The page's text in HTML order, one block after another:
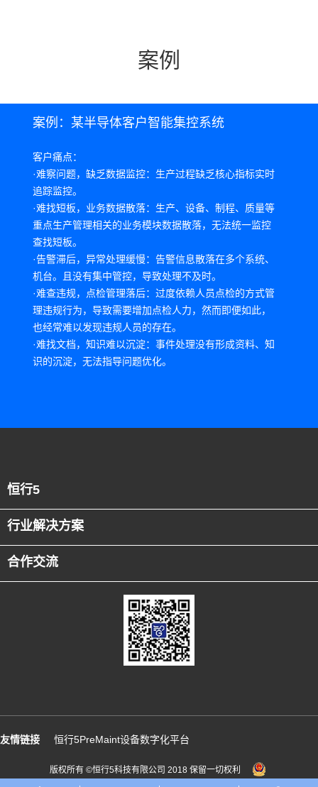
案例
案例：某半导体客户智能集控系统
客户痛点：
·难察问题，缺乏数据监控：生产过程缺乏核心指标实时
追踪监控。
·难找短板，业务数据散落：生产、设备、制程、质量等
重点生产管理相关的业务模块数据散落，无法统一监控
查找短板。
·告警滞后，异常处理缓慢：告警信息散落在多个系统、
机台。且没有集中管控，导致处理不及时。
·难查违规，点检管理落后：过度依赖人员点检的方式管
理违规行为，导致需要增加点检人力，然而即便如此，
也经常难以发现违规人员的存在。
·难找文档，知识难以沉淀：事件处理没有形成资料、知
识的沉淀，无法指导问题优化。
得竞争优势。
客户收益：
·成本降低：通过智能集控的优化调度和管理，运营成本
·质量智控：告警溯源和分析使得故障预警更精准，故障
·效益提升：整体效益提升了5%。智能知识推荐和知识库
系统的应用，还使得员工的工作效率提高了60%。
恒行5
行业解决方案
合作交流
友情链接 恒行5PreMaint设备数字化平台
版权所有 ©恒行5科技有限公司 2018 保留一切权利